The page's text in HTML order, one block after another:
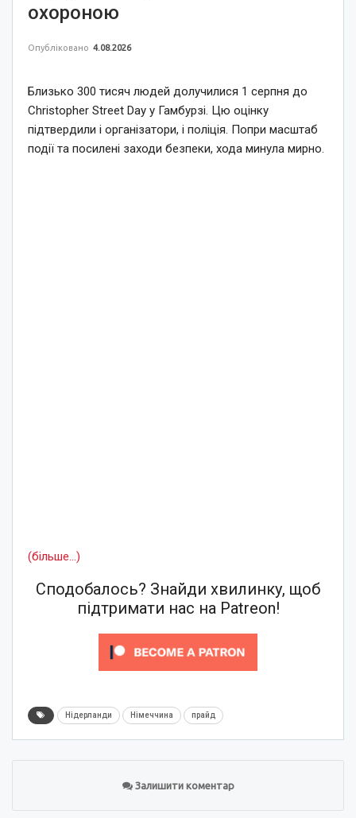
охороною
Опубліковано 4.08.2026
Близько 300 тисяч людей долучилися 1 серпня до
Christopher Street Day у Гамбурзі. Цю оцінку
підтвердили і організатори, і поліція. Попри масштаб
події та посилені заходи безпеки, хода минула мирно.
(більше…)
Сподобалось? Знайди хвилинку, щоб
підтримати нас на Patreon!
Нідерланди Німеччина прайд
Залишити коментар